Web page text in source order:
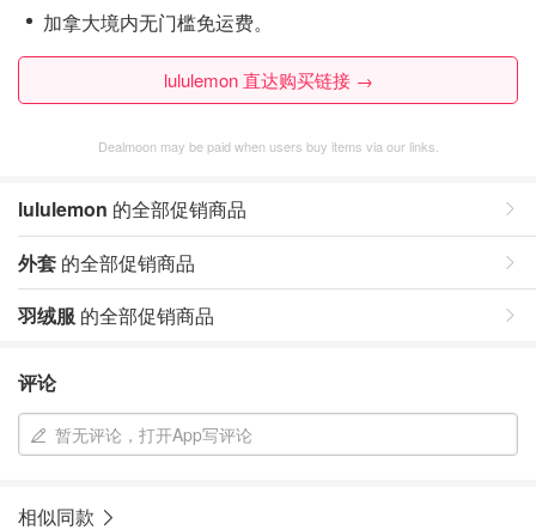
加拿大境内无门槛免运费。
lululemon 直达购买链接 →
Dealmoon may be paid when users buy items via our links.
lululemon 的全部促销商品
外套 的全部促销商品
羽绒服 的全部促销商品
评论
暂无评论，打开App写评论
相似同款